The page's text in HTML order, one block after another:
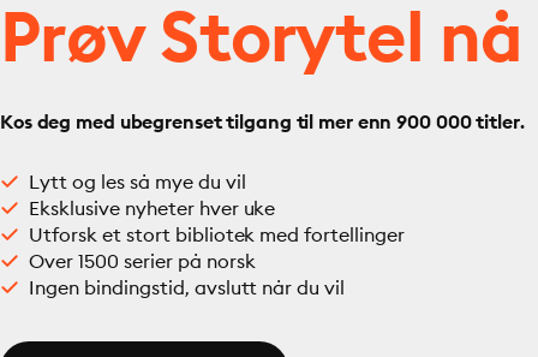
Prøv Storytel nå
Kos deg med ubegrenset tilgang til mer enn 900 000 titler.
Lytt og les så mye du vil
Eksklusive nyheter hver uke
Utforsk et stort bibliotek med fortellinger
Over 1500 serier på norsk
Ingen bindingstid, avslutt når du vil